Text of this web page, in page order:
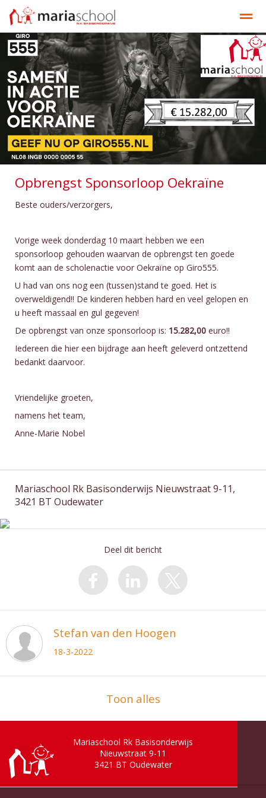
Onze school Ons onderwijs Documenten Contact
Bellen Contact Nieuws
Opbrengst Sponsorloop Oekraïne
Beste ouders/verzorgers,
Vorige week donderdag 10 maart hebben we een
sponsorloop gehouden waarvan de opbrengst ten goede
komt aan de scholenactie voor Oekraïne op Giro555.
U had van ons nog een (tussen)stand te goed. Het is
overweldigend!! De kinderen hebben hard en veel gelopen en
u heeft massaal en gul gegeven!
De opbrengst van onze sponsorloop is: 15.282,00 euro!!
Iedereen die hier een bijdrage aan heeft geleverd ontzettend
bedankt daarvoor.
Vriendelijke groeten,
namens het team,
Anne-Marie Nobel
Mariaschool Rk Basisonderwijs Nieuwstraat 9-11,
3421 BT Oudewater
Deel dit bericht
Stefan van den Hoogen
18-3-2022
Toon alles
Mariaschool Rk Basisonderwijs
Nieuwstraat 9-11
3421 BT Oudewater